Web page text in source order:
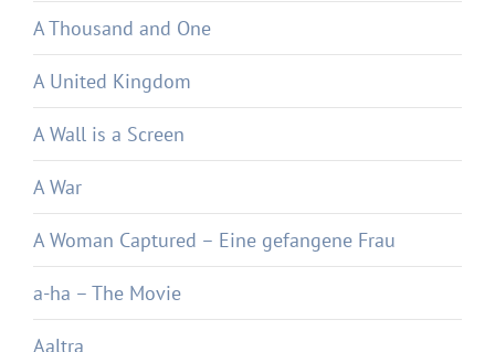
A Thousand and One
A United Kingdom
A Wall is a Screen
A War
A Woman Captured – Eine gefangene Frau
a-ha – The Movie
Aaltra